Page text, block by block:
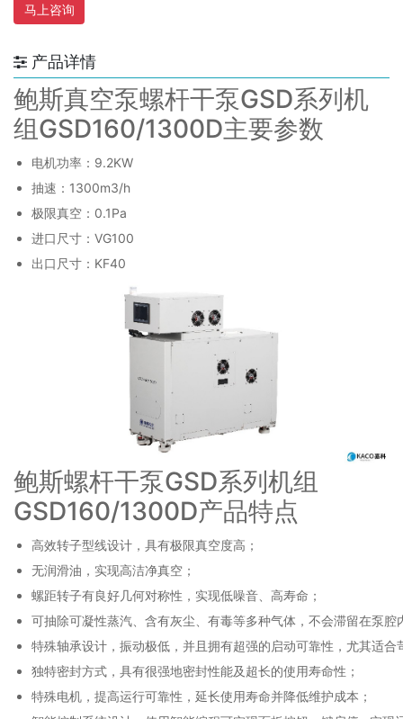
马上咨询
产品详情
鲍斯真空泵螺杆干泵GSD系列机
组GSD160/1300D主要参数
电机功率：9.2KW
抽速：1300m3/h
极限真空：0.1Pa
进口尺寸：VG100
出口尺寸：KF40
鲍斯螺杆干泵GSD系列机组
GSD160/1300D产品特点
高效转子型线设计，具有极限真空度高；
无润滑油，实现高洁净真空；
螺距转子有良好几何对称性，实现低噪音、高寿命；
可抽除可凝性蒸汽、含有灰尘、有毒等多种气体，不会滞留在泵腔
特殊轴承设计，振动极低，并且拥有超强的启动可靠性，尤其适合
独特密封方式，具有很强地密封性能及超长的使用寿命性；
特殊电机，提高运行可靠性，延长使用寿命并降低维护成本；